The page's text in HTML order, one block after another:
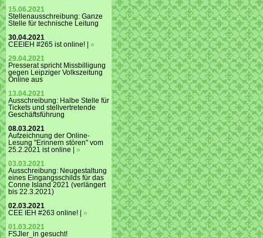
15.06.2021
Stellenausschreibung: Ganze
Stelle für technische Leitung
30.04.2021
CEEIEH #265 ist online! | »
29.04.2021
Presserat spricht Missbilligung
gegen Leipziger Volkszeitung
Online aus
13.04.2021
Ausschreibung: Halbe Stelle für
Tickets und stellvertretende
Geschäftsführung
08.03.2021
Aufzeichnung der Online-
Lesung "Erinnern stören" vom
25.2.2021 ist online | »
03.03.2021
Ausschreibung: Neugestaltung
eines Eingangsschilds für das
Conne Island 2021 (verlängert
bis 22.3.2021)
02.03.2021
CEE IEH #263 online! | »
01.03.2021
FSJler_in gesucht!